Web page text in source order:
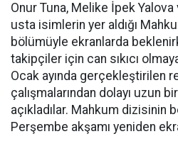
Onur Tuna, Melike İpek
usta isimlerin yer aldığı
bölümüyle ekranlarda
takipçiler için can sıkıcı
Ocak ayında gerçekleştirilen
çalışmalarından dolayı uzun
açıkladılar. Mahkum dizisinin
Perşembe akşamı yeniden